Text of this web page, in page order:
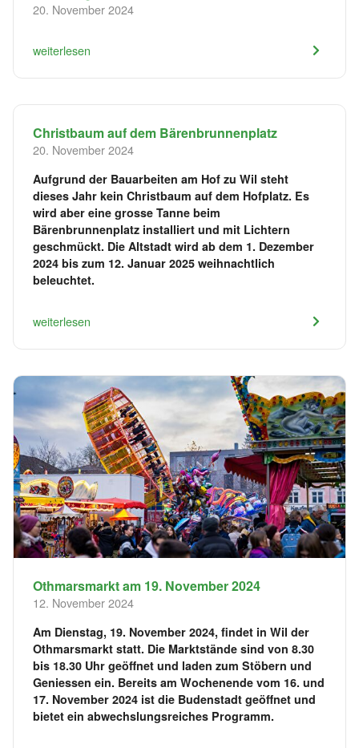
20. November 2024
weiterlesen
Christbaum auf dem Bärenbrunnenplatz
20. November 2024
Aufgrund der Bauarbeiten am Hof zu Wil steht
dieses Jahr kein Christbaum auf dem Hofplatz. Es
wird aber eine grosse Tanne beim
Bärenbrunnenplatz installiert und mit Lichtern
geschmückt. Die Altstadt wird ab dem 1. Dezember
2024 bis zum 12. Januar 2025 weihnachtlich
beleuchtet.
weiterlesen
Othmarsmarkt am 19. November 2024
12. November 2024
Am Dienstag, 19. November 2024, findet in Wil der
Othmarsmarkt statt. Die Marktstände sind von 8.30
bis 18.30 Uhr geöffnet und laden zum Stöbern und
Geniessen ein. Bereits am Wochenende vom 16. und
17. November 2024 ist die Budenstadt geöffnet und
bietet ein abwechslungsreiches Programm.